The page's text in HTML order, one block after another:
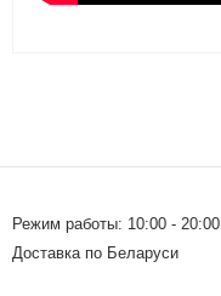
Режим работы: 10:00 - 20:00
Доставка по Беларуси